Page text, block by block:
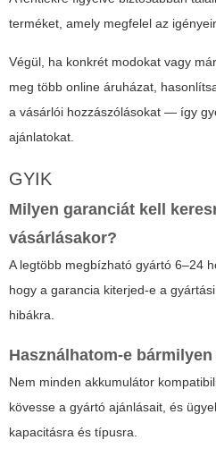
terméket, amely megfelel az
Végül, ha konkrét modokat vagy
meg több online áruházat,
a vásárlói hozzászólásokat — így
ajánlatokat.
GYIK
Milyen garanciát kell
vásárlásakor?
A legtöbb megbízható gyártó 6–24
hogy a garancia kiterjed-e a
hibákra.
Használhatom-e
Nem minden akkumulátor
kövesse a gyártó ajánlásait, és
kapacitásra és típusra.